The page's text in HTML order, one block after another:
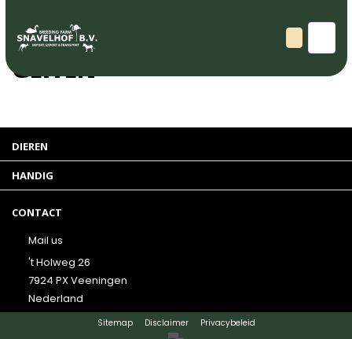
Zoogdieren
GEITEN
DIEREN
HANDIG
CONTACT
Mail us
't Holweg 26
7924 PX Veeningen
Nederland
Sitemap Disclaimer Privacybeleid